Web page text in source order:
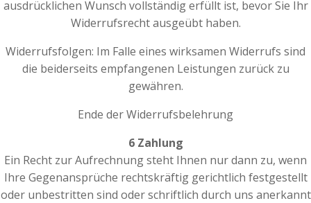
ausdrücklichen Wunsch vollständig erfüllt ist, bevor Sie Ihr
Widerrufsrecht ausgeübt haben.
Widerrufsfolgen: Im Falle eines wirksamen Widerrufs sind
die beiderseits empfangenen Leistungen zurück zu
gewähren.
Ende der Widerrufsbelehrung
6 Zahlung
Ein Recht zur Aufrechnung steht Ihnen nur dann zu, wenn
Ihre Gegenansprüche rechtskräftig gerichtlich festgestellt
oder unbestritten sind oder schriftlich durch uns anerkannt